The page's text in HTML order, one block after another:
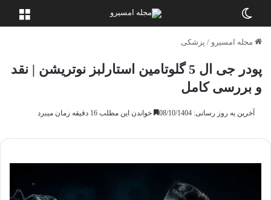
مجله امسیرو / پزشکی
پودر جی ال 5 گلوتامین استارلبز نوتریشن | نقد
و بررسی کامل
آخرین به روز رسانی: 08/10/1404 خواندن این مطلب 16 دقیقه زمان میبرد